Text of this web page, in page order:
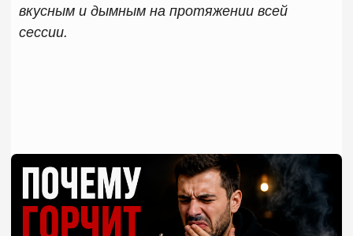
ПОЧЕМУ КАЛЬЯН НАЧИНАЕТ ГОРЧИТЬ
Сам по себе качественный табак не должен
горчить. Даже крепкие смеси дают насыщенный
вкус без ощущения гари. Если кальян начал
горчить, значит какая-то часть системыработает
неправильно : табак перегревается, чаша забита с
ошибками, углей слишком много или кальян